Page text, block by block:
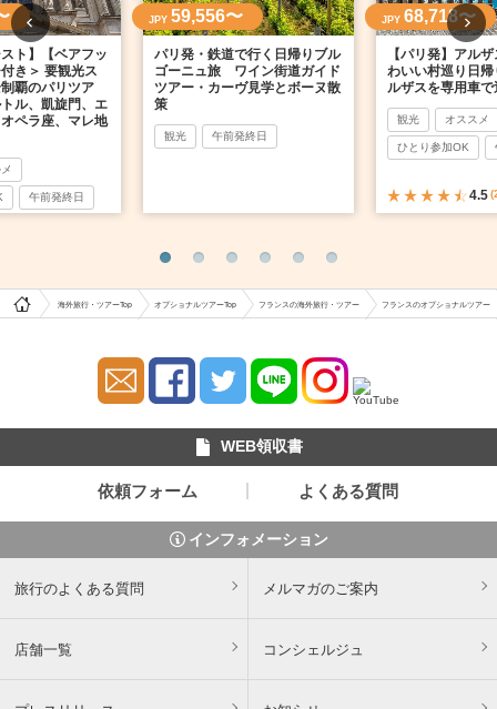
ト】【ベアフッ
き＞ 要観光ス
覇のパリツア
ル、凱旋門、エ
ペラ座、マレ地
午前発終日
JPY 59,556〜
パリ発・鉄道で行く日帰りブル
ゴーニュ旅 ワイン街道ガイド
ツアー・カーヴ見学とボーヌ散
策
観光 午前発終日
JPY 68,718〜
【パリ発】アル
わいい村巡り日
ルザスを専用車
観光 オススメ
ひとり参加OK
4.5
海外旅行・ツアーTop オプショナルツアーTop フランスの海外旅行・ツアー フランスのオプショナルツアー
WEB領収書
依頼フォーム よくある質問
インフォメーション
旅行のよくある質問 メルマガのご案内
店舗一覧 コンシェルジュ